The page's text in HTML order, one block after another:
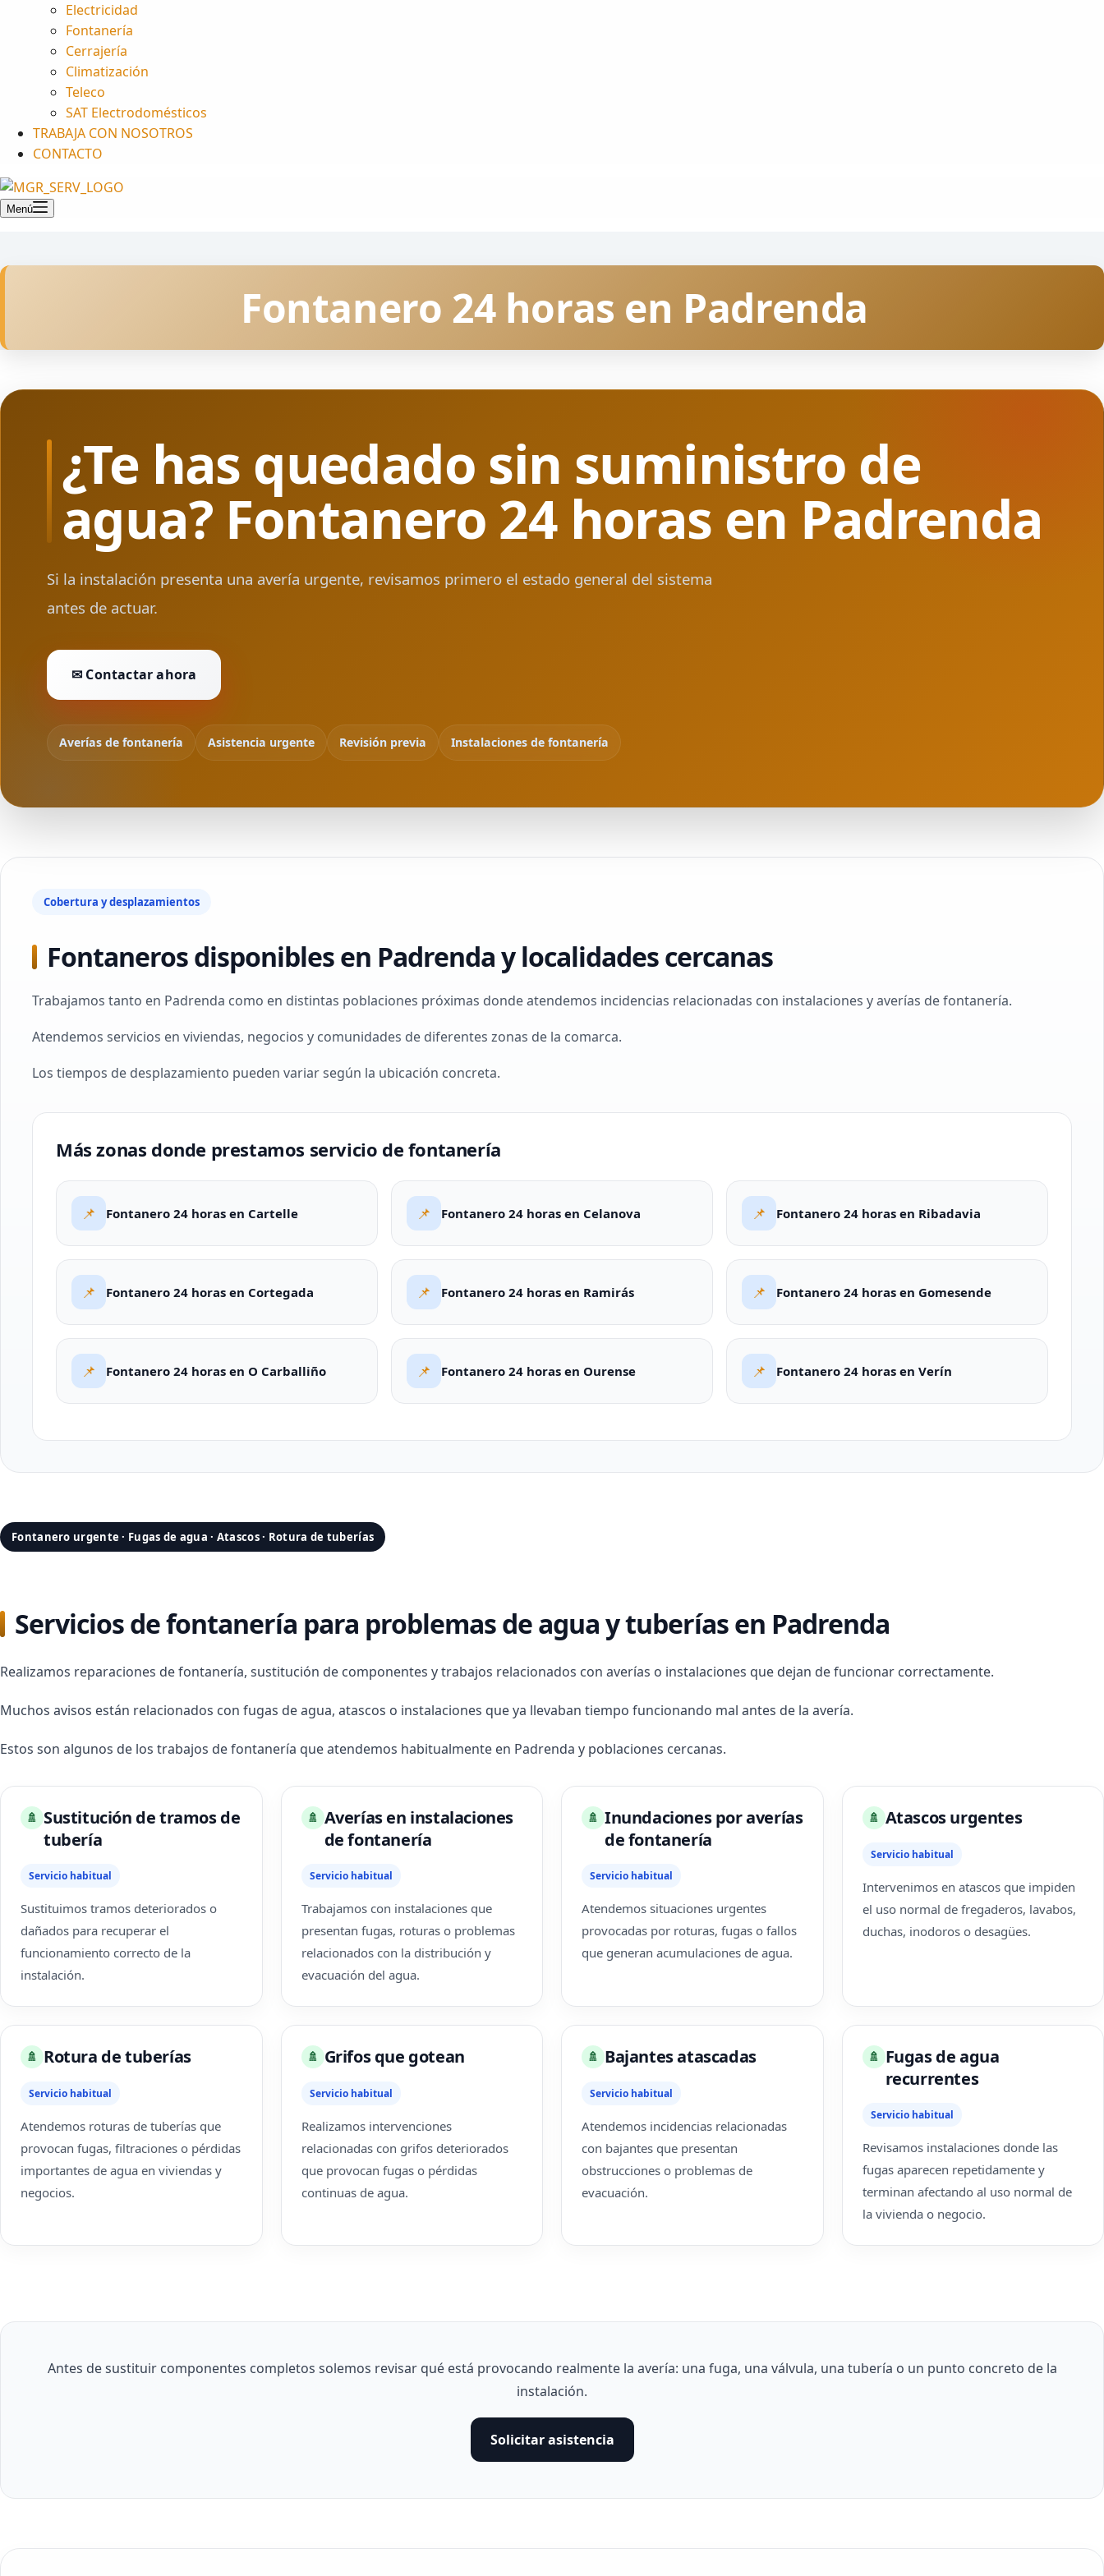
Electricidad
Fontanería
Cerrajería
Climatización
Teleco
SAT Electrodomésticos
TRABAJA CON NOSOTROS
CONTACTO
Menú
Fontanero 24 horas en Padrenda
¿Te has quedado sin suministro de
agua? Fontanero 24 horas en Padrenda
Si la instalación presenta una avería urgente, revisamos primero el estado general del sistema
antes de actuar.
✉ Contactar ahora
Averías de fontanería Asistencia urgente Revisión previa Instalaciones de fontanería
Cobertura y desplazamientos
Fontaneros disponibles en Padrenda y localidades cercanas
Trabajamos tanto en Padrenda como en distintas poblaciones próximas donde atendemos incidencias relacionadas con instalaciones y averías de fontanería.
Atendemos servicios en viviendas, negocios y comunidades de diferentes zonas de la comarca.
Los tiempos de desplazamiento pueden variar según la ubicación concreta.
Más zonas donde prestamos servicio de fontanería
📌 Fontanero 24 horas en Cartelle 📌 Fontanero 24 horas en Celanova 📌 Fontanero 24 horas en Ribadavia
📌 Fontanero 24 horas en Cortegada 📌 Fontanero 24 horas en Ramirás 📌 Fontanero 24 horas en Gomesende
📌 Fontanero 24 horas en O Carballiño 📌 Fontanero 24 horas en Ourense 📌 Fontanero 24 horas en Verín
Fontanero urgente · Fugas de agua · Atascos · Rotura de tuberías
Servicios de fontanería para problemas de agua y tuberías en Padrenda
Realizamos reparaciones de fontanería, sustitución de componentes y trabajos relacionados con averías o instalaciones que dejan de funcionar correctamente.
Muchos avisos están relacionados con fugas de agua, atascos o instalaciones que ya llevaban tiempo funcionando mal antes de la avería.
Estos son algunos de los trabajos de fontanería que atendemos habitualmente en Padrenda y poblaciones cercanas.
🚿 Sustitución de tramos de
tubería
Servicio habitual
Sustituimos tramos deteriorados o
dañados para recuperar el
funcionamiento correcto de la
instalación.
🚿 Averías en instalaciones
de fontanería
Servicio habitual
Trabajamos con instalaciones que
presentan fugas, roturas o problemas
relacionados con la distribución y
evacuación del agua.
🚿 Inundaciones por averías
de fontanería
Servicio habitual
Atendemos situaciones urgentes
provocadas por roturas, fugas o fallos
que generan acumulaciones de agua.
🚿 Atascos urgentes
Servicio habitual
Intervenimos en atascos que impiden
el uso normal de fregaderos, lavabos,
duchas, inodoros o desagües.
🚿 Rotura de tuberías
Servicio habitual
Atendemos roturas de tuberías que
provocan fugas, filtraciones o pérdidas
importantes de agua en viviendas y
negocios.
🚿 Grifos que gotean
Servicio habitual
Realizamos intervenciones
relacionadas con grifos deteriorados
que provocan fugas o pérdidas
continuas de agua.
🚿 Bajantes atascadas
Servicio habitual
Atendemos incidencias relacionadas
con bajantes que presentan
obstrucciones o problemas de
evacuación.
🚿 Fugas de agua
recurrentes
Servicio habitual
Revisamos instalaciones donde las
fugas aparecen repetidamente y
terminan afectando al uso normal de
la vivienda o negocio.
Antes de sustituir componentes completos solemos revisar qué está provocando realmente la avería: una fuga, una válvula, una tubería o un punto concreto de la
instalación.
Solicitar asistencia